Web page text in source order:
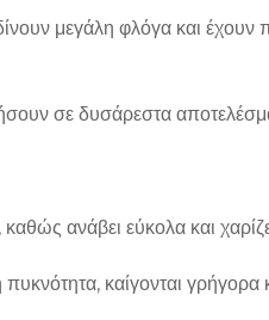
μεγάλη φλόγα και έχουν
σε δυσάρεστα
ανάβει εύκολα και
καίγονται γρήγορα